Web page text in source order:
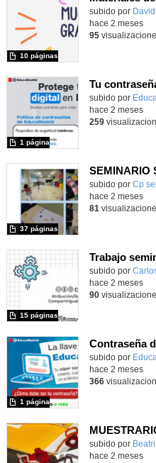
Contenido
subido por David
10 páginas
hace 2 meses
95
subido por
1 página
hace 2 meses
259
Contenido
subido por Cp
37 páginas
hace 2 meses
81
Contenido
subido por
15 páginas
hace 2 meses
90
subido por
1 página
hace 2 meses
366
Contenido
subido por
hace 2 meses